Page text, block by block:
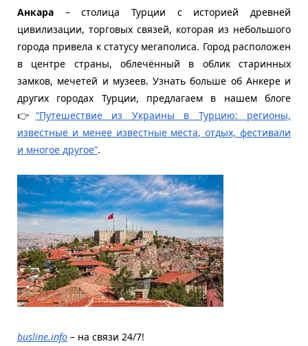
Анкара – столица Турции с историей древней
цивилизации, торговых связей, которая из небольшого
города привела к статусу мегаполиса. Город расположен
в центре страны, облечённый в облик старинных
замков, мечетей и музеев. Узнать больше об Анкере и
других городах Турции, предлагаем в нашем блоге
👉 “Путешествие из Украины в Турцию: регионы,
известные и менее известные места, отдых, фестивали
и многое другое”.
busline.info – на связи 24/7!